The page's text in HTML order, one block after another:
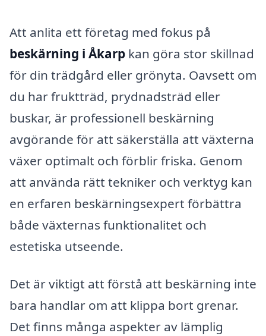
Att anlita ett företag med fokus på
beskärning i Åkarp kan göra stor skillnad
för din trädgård eller grönyta. Oavsett om
du har fruktträd, prydnadsträd eller
buskar, är professionell beskärning
avgörande för att säkerställa att växterna
växer optimalt och förblir friska. Genom
att använda rätt tekniker och verktyg kan
en erfaren beskärningsexpert förbättra
både växternas funktionalitet och
estetiska utseende.
Det är viktigt att förstå att beskärning inte
bara handlar om att klippa bort grenar.
Det finns många aspekter av lämplig